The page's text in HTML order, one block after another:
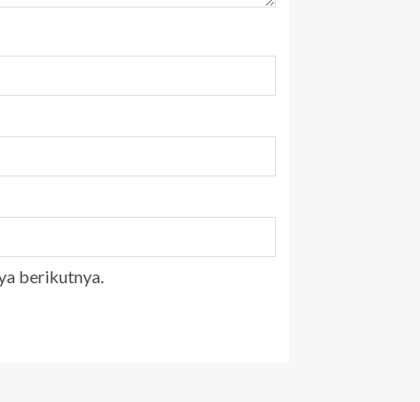
berikutnya.